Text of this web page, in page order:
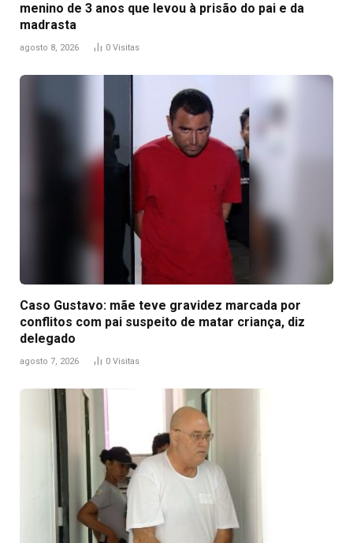
menino de 3 anos que levou à prisão do pai e da
madrasta
agosto 8, 2026 0 Visitas
Caso Gustavo: mãe teve gravidez marcada por
conflitos com pai suspeito de matar criança, diz
delegado
agosto 7, 2026 0 Visitas